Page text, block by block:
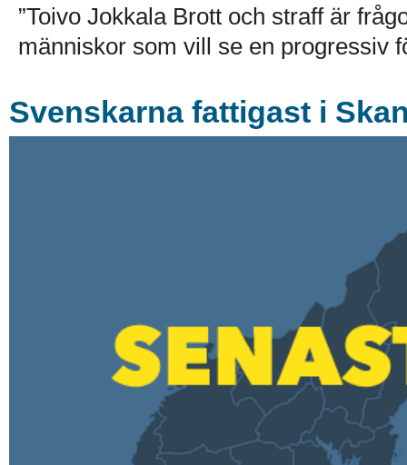
”Toivo Jokkala Brott och straff är
människor som vill se en progressiv
Svenskarna fattigast i